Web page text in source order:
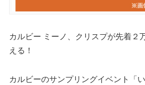
カルビー ミーノ、クリスプが先着２
える！
カルビーのサンプリングイベント「